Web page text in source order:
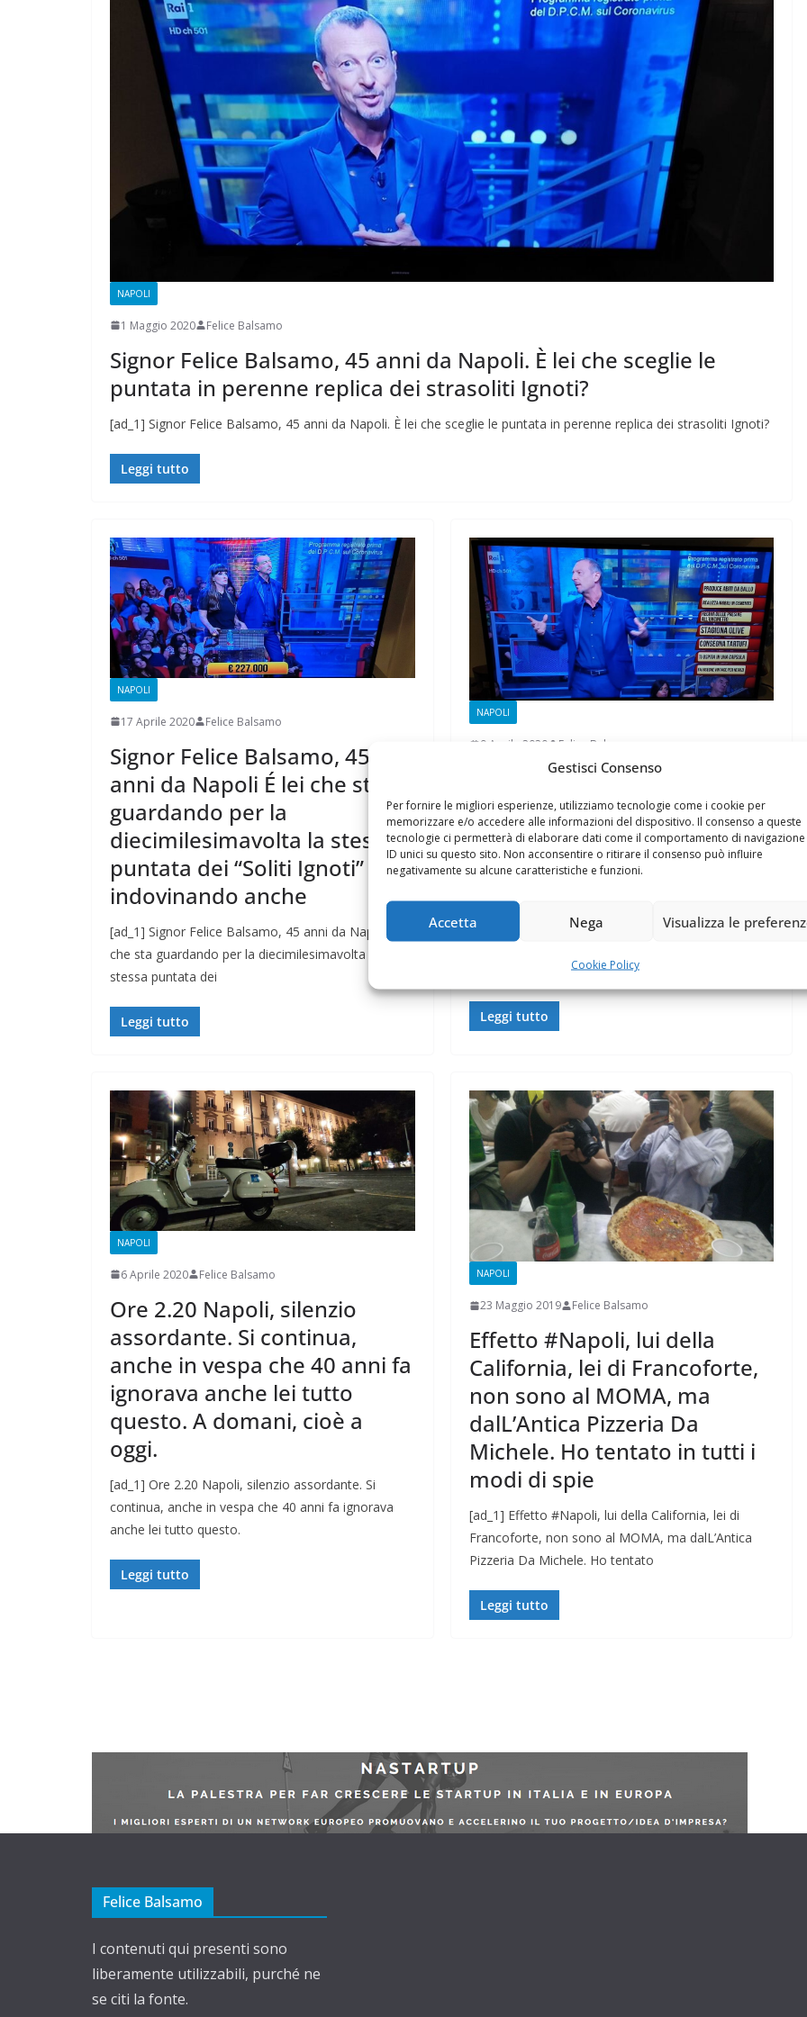
Gestisci Consenso
Per fornire le migliori esperienze, utilizziamo tecnologie come i cookie per
memorizzare e/o accedere alle informazioni del dispositivo. Il consenso a queste
tecnologie ci permetterà di elaborare dati come il comportamento di navigazione
ID unici su questo sito. Non acconsentire o ritirare il consenso può influire
negativamente su alcune caratteristiche e funzioni.
Accetta Nega Visualizza le
Cookie Policy
NAPOLI
1 Maggio 2020 Felice Balsamo
Signor Felice Balsamo, 45 anni da Napoli. È lei che sceglie le
puntata in perenne replica dei strasoliti Ignoti?
[ad_1] Signor Felice Balsamo, 45 anni da Napoli. È lei che sceglie le puntata in perenne replica dei strasoliti Ignoti?
Leggi tutto
NAPOLI
17 Aprile 2020 Felice Balsamo
Signor Felice Balsamo, 45
anni da Napoli É lei che sta
guardando per la
diecimilesimavolta la stessa
puntata dei “Soliti Ignoti”
indovinando anche
[ad_1] Signor Felice Balsamo, 45 anni da Napoli É lei
che sta guardando per la diecimilesimavolta la
stessa puntata dei
Leggi tutto
NAPOLI
9 Aprile 2020 Felice Balsamo
Signor Felice Balsamo da
Napoli, è lei che sta
guardando per la sesta volta
la stessa puntata dei “Soliti
[ad_1] Signor Felice Balsamo da Napoli, è lei che sta
Leggi tutto
NAPOLI
6 Aprile 2020 Felice Balsamo
Ore 2.20 Napoli, silenzio
assordante. Si continua,
anche in vespa che 40 anni fa
ignorava anche lei tutto
questo. A domani, cioè a
oggi.
[ad_1] Ore 2.20 Napoli, silenzio assordante. Si
continua, anche in vespa che 40 anni fa ignorava
anche lei tutto questo.
Leggi tutto
NAPOLI
23 Maggio 2019 Felice Balsamo
Effetto #Napoli, lui della
California, lei di Francoforte,
non sono al MOMA, ma
dalL’Antica Pizzeria Da
Michele. Ho tentato in tutti i
modi di spie
[ad_1] Effetto #Napoli, lui della California, lei di
Francoforte, non sono al MOMA, ma dalL’Antica
Pizzeria Da Michele. Ho tentato
Leggi tutto
CAMPAGNA
ELETTORALE: 50 DI 50
1 Ottobre 2021 Felice Balsamo
Rilassarsi e
19 Maggio 2024 Felice Balsamo
Felice Balsamo
I contenuti qui presenti sono
liberamente utilizzabili, purché ne
se citi la fonte.